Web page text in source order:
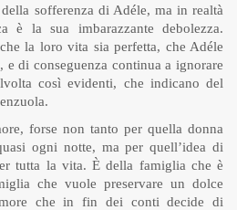
sofferenza di Adéle, ma in realtà
è la sua imbarazzante debolezza.
la loro vita sia perfetta, che Adéle
e di conseguenza continua a ignorare
così evidenti, che indicano del
forse non tanto per quella donna
ogni notte, ma per quell’idea di
tutta la vita. È della famiglia che è
che vuole preservare un dolce
che in fin dei conti decide di